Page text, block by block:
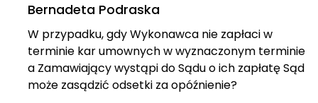
Bernadeta Podraska
W przypadku, gdy Wykonawca nie zapłaci w
terminie kar umownych w wyznaczonym terminie
a Zamawiający wystąpi do Sądu o ich zapłatę Sąd
może zasądzić odsetki za opóźnienie?